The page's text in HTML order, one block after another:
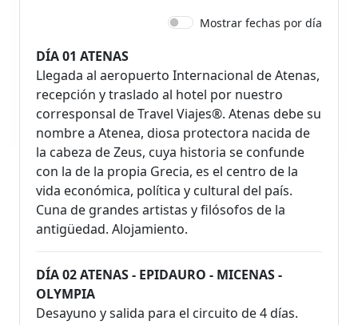
Mostrar fechas por día
DÍA 01 ATENAS
Llegada al aeropuerto Internacional de Atenas,
recepción y traslado al hotel por nuestro
corresponsal de Travel Viajes®. Atenas debe su
nombre a Atenea, diosa protectora nacida de
la cabeza de Zeus, cuya historia se confunde
con la de la propia Grecia, es el centro de la
vida económica, política y cultural del país.
Cuna de grandes artistas y filósofos de la
antigüedad. Alojamiento.
DÍA 02 ATENAS - EPIDAURO - MICENAS -
OLYMPIA
Desayuno y salida para el circuito de 4 días.